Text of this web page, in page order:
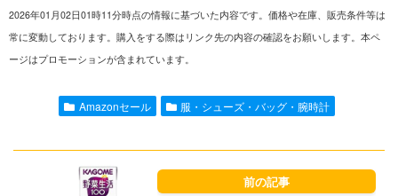
e
l o
o y
2026年01月02日01時11分時点の情報に基づいた内容です。価格や在庫、販売条件等は
常に変動しております。購入をする際はリンク先の内容の確認をお願いします。本ペ
ージはプロモーションが含まれています。
Amazonセール 服・シューズ・バッグ・腕時計